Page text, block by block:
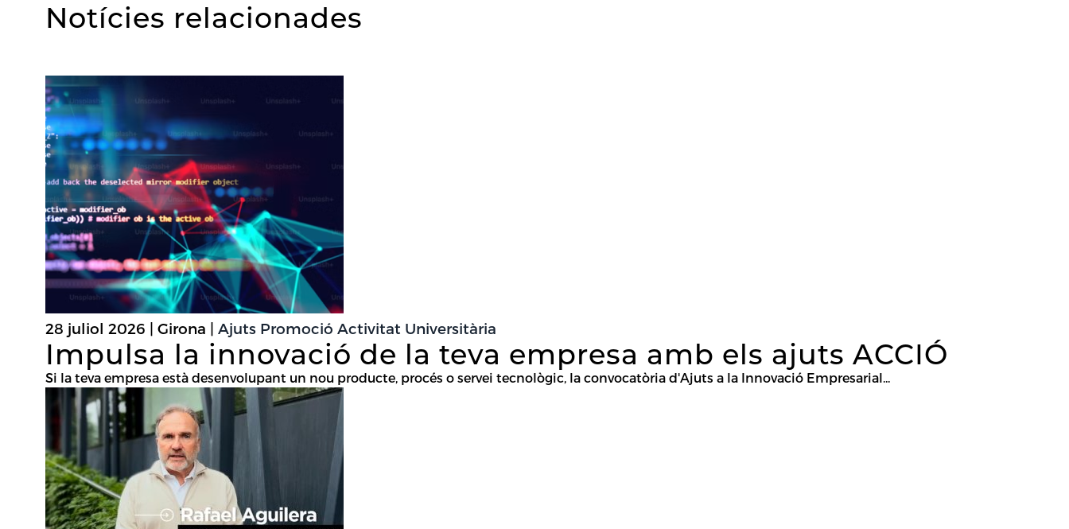
Notícies relacionades
28 juliol 2026 | Girona | Ajuts Promoció Activitat Universitària
Impulsa la innovació de la teva empresa amb els ajuts ACCIÓ
Si la teva empresa està desenvolupant un nou producte, procés o servei tecnològic, la convocatòria d'Ajuts a la Innovació Empresarial...